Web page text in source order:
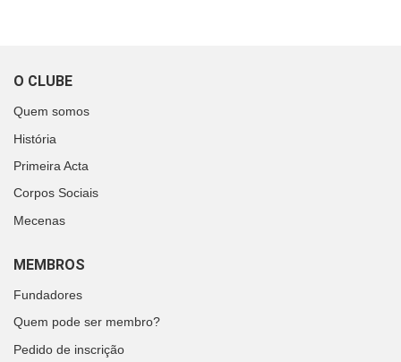
O CLUBE
Quem somos
História
Primeira Acta
Corpos Sociais
Mecenas
MEMBROS
Fundadores
Quem pode ser membro?
Pedido de inscrição